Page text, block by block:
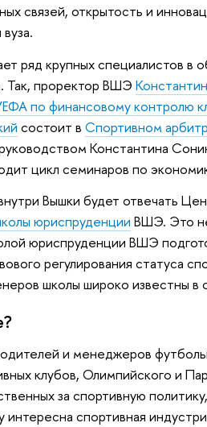
связей, открытость и
ряд крупных специалистов в
Так, проректор ВШЭ
по финансовому контролю
состоит в Спортивном
Константина
цикл семинаров по
Вышки будет отвечать
юриспруденции ВШЭ. Это
юриспруденции ВШЭ
регулирования статуса
школы широко известны в
и менеджеров
клубов, Олимпийского и
за спортивную
спортивная